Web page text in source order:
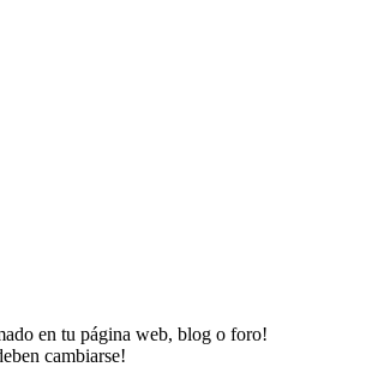
en tu página web, blog o foro!
cambiarse!